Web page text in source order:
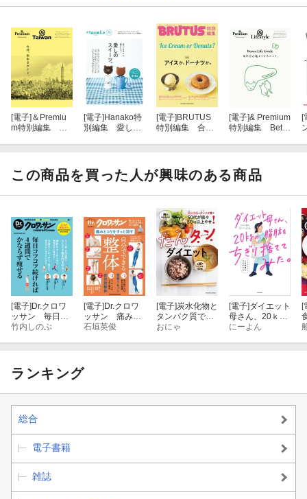
パンで
うどんで
餅で
グラノーラで
コンビニで揃える朝ごはん
夕食のポイント
間食のポイント
体内時計を整える生活習慣
柴田重信さんも実践
これも知っておこう01
朝、どうしても食欲がわきません。
無理にでも食べなきゃだめ？
これも知っておこう02
[電子] ＆Premiu
m特別編集 台
[電子] Hanako特
別編集 愛しの
[電子] BRUTUS
特別編集 合
[電子]& Premium
特別編集 Bette
[
この商品を買った人が興味のある商品
[電子] Dr.クロワ
ッサン 毎日コ
ツコツ続ければ
竹内しのぶ
[電子] Dr.クロワ
ッサン 痛みと
コリをすっと消
石垣英俊
[電子]炭水化物と
タンパク質で50
代が続々10kg以
おにゃ
[電子]ダイエット
母さん、20ｋｇ
の脂肪をちぎり
にーよん
[
ランキング
総合
電子書籍
雑誌